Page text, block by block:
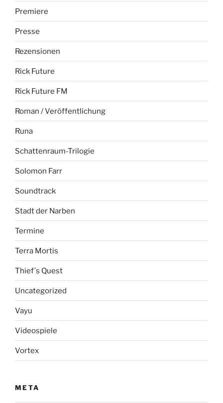
Premiere
Presse
Rezensionen
Rick Future
Rick Future FM
Roman / Veröffentlichung
Runa
Schattenraum-Trilogie
Solomon Farr
Soundtrack
Stadt der Narben
Termine
Terra Mortis
Thief´s Quest
Uncategorized
Vayu
Videospiele
Vortex
META